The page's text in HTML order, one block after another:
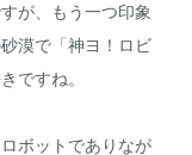
が、もう一つ印象
漠で「神ヨ！ロビ
ですね。
ボットでありなが